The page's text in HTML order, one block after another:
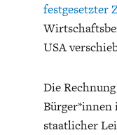
festgesetzter
USA
Die
Bürger*innen
staatlicher